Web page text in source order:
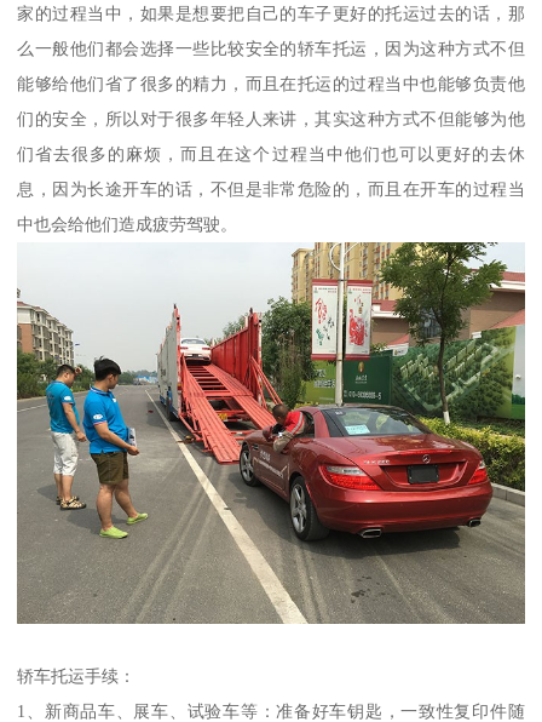
家的过程当中，如果是想要把自己的车子更好的托运过去的话，那
么一般他们都会选择一些比较安全的轿车托运，因为这种方式不但
能够给他们省了很多的精力，而且在托运的过程当中也能够负责他
们的安全，所以对于很多年轻人来讲，其实这种方式不但能够为他
们省去很多的麻烦，而且在这个过程当中他们也可以更好的去休
息，因为长途开车的话，不但是非常危险的，而且在开车的过程当
中也会给他们造成疲劳驾驶。
轿车托运手续：
1、新商品车、展车、试验车等：准备好车钥匙，一致性复印件随